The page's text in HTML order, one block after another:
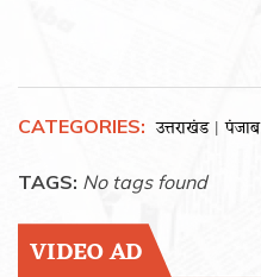
CATEGORIES: उत्तराखंड | पंजाब
TAGS: No tags found
VIDEO AD